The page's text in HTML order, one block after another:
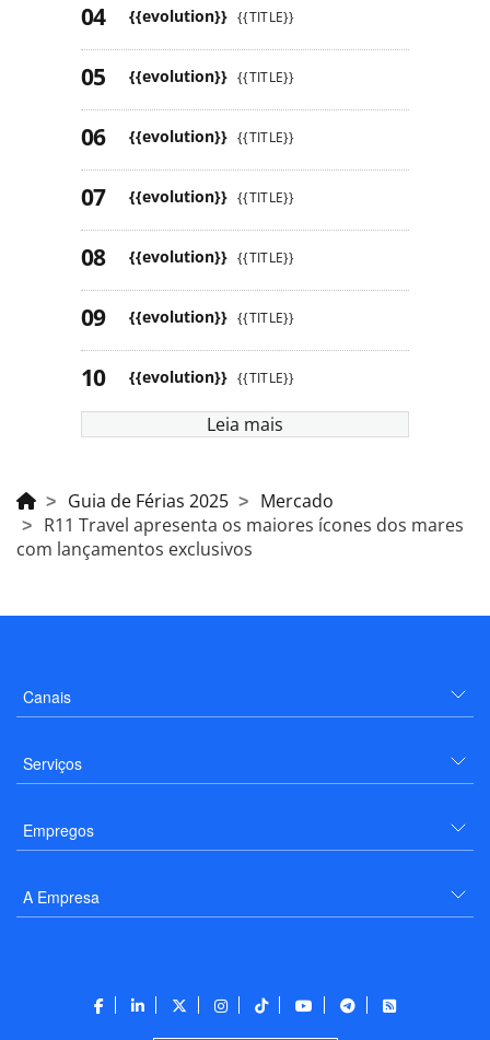
{{evolution}} {{TITLE}}
{{evolution}} {{TITLE}}
{{evolution}} {{TITLE}}
{{evolution}} {{TITLE}}
{{evolution}} {{TITLE}}
{{evolution}} {{TITLE}}
{{evolution}} {{TITLE}}
Leia mais
Guia de Férias 2025
Mercado
R11 Travel apresenta os maiores ícones dos mares
com lançamentos exclusivos
Canais
Serviços
Empregos
A Empresa